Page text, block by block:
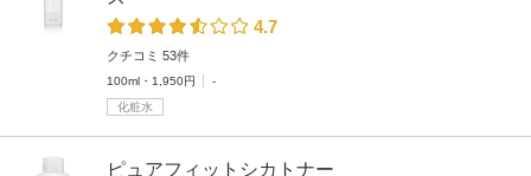
4.7
クチコミ 53件
100ml・1,950円
-
化粧水
ピュアフィットシカトナー